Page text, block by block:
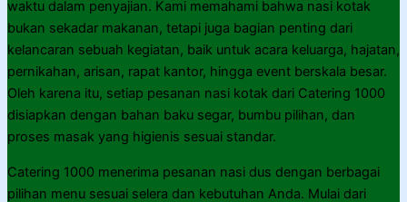
waktu dalam penyajian. Kami memahami bahwa nasi kotak
bukan sekadar makanan, tetapi juga bagian penting dari
kelancaran sebuah kegiatan, baik untuk acara keluarga, hajatan,
pernikahan, arisan, rapat kantor, hingga event berskala besar.
Oleh karena itu, setiap pesanan nasi kotak dari Catering 1000
disiapkan dengan bahan baku segar, bumbu pilihan, dan
proses masak yang higienis sesuai standar.
Catering 1000 menerima pesanan nasi dus dengan berbagai
pilihan menu sesuai selera dan kebutuhan Anda. Mulai dari